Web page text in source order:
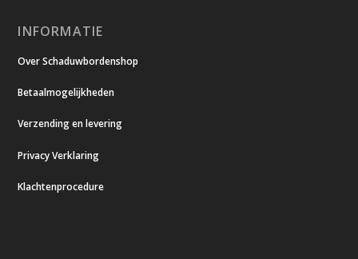
INFORMATIE
Over Schaduwbordenshop
Betaalmogelijkheden
Verzending en levering
Privacy Verklaring
Klachtenprocedure